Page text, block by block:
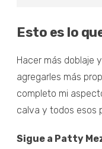
Esto es lo
Hacer más doblaje
agregarles más
completo mi
calva y todos esos
Sigue a Patty